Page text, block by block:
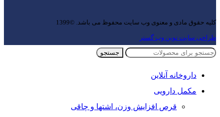
کلیه حقوق مادی و معنوی وب سایت محفوظ می باشد. ©1399
طراحی سایت نوین وب گستر
جستجو
داروخانه آنلاین
مکمل دارویی
قرص افزایش وزن، اشتها و چاقی